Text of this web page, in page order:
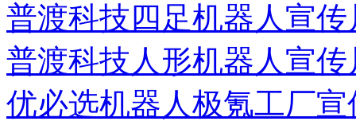
普渡科技四足机器人宣传
普渡科技人形机器人宣传
优必选机器人极氪工厂宣